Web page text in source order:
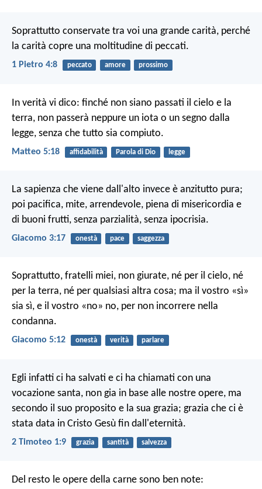
Soprattutto conservate tra voi una grande carità, perché
la carità copre una moltitudine di peccati.
1 Pietro 4:8 peccato amore prossimo
In verità vi dico: finché non siano passati il cielo e la
terra, non passerà neppure un iota o un segno dalla
legge, senza che tutto sia compiuto.
Matteo 5:18 affidabilità Parola di Dio legge
La sapienza che viene dall'alto invece è anzitutto pura;
poi pacifica, mite, arrendevole, piena di misericordia e
di buoni frutti, senza parzialità, senza ipocrisia.
Giacomo 3:17 onestà pace saggezza
Soprattutto, fratelli miei, non giurate, né per il cielo, né
per la terra, né per qualsiasi altra cosa; ma il vostro «sì»
sia sì, e il vostro «no» no, per non incorrere nella
condanna.
Giacomo 5:12 onestà verità parlare
Egli infatti ci ha salvati e ci ha chiamati con una
vocazione santa, non gia in base alle nostre opere, ma
secondo il suo proposito e la sua grazia; grazia che ci è
stata data in Cristo Gesù fin dall'eternità.
2 Timoteo 1:9 grazia santità salvezza
Del resto le opere della carne sono ben note: